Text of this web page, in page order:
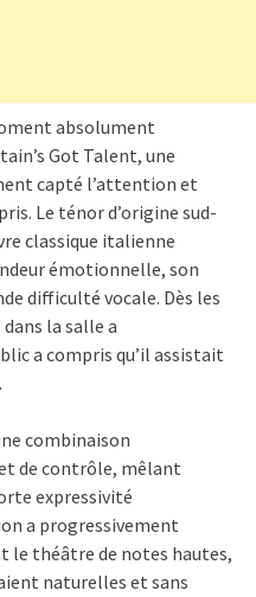
absolument
Got Talent, une
capté l’attention et
Le ténor d’origine sud-
classique italienne
émotionnelle, son
difficulté vocale. Dès les
la salle a
a compris qu’il assistait
combinaison
de contrôle, mêlant
expressivité
a progressivement
le théâtre de notes hautes,
naturelles et sans